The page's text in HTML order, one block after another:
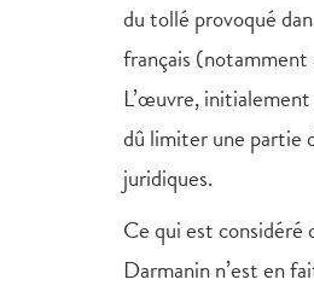
du tollé provoqué
français (notamment
L’œuvre,
dû limiter une partie
juridiques.
Ce qui est considéré
Darmanin n’est en